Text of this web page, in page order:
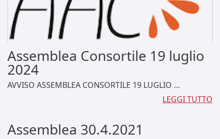
Assemblea Consortile 19 luglio
2024
AVVISO ASSEMBLEA CONSORTILE 19 LUGLIO ...
LEGGI TUTTO
Assemblea 30.4.2021